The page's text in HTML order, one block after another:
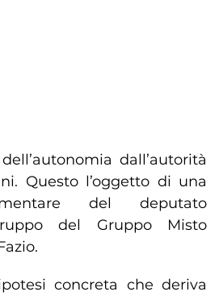
dall’autorità
Questo l’oggetto di una
del deputato
del Gruppo Misto
concreta che deriva